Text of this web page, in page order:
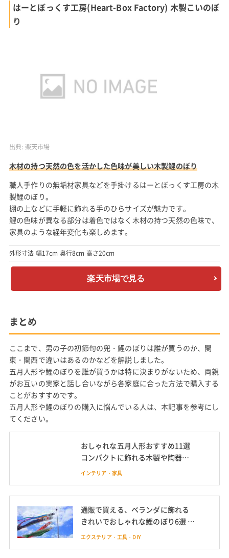
はーとぼっくす工房(Heart-Box Factory) 木製こいのぼ
り
出典: 楽天市場
木材の持つ天然の色を活かした色味が美しい木製鯉のぼり
職人手作りの無垢材家具などを手掛けるはーとぼっくす工房の木
製鯉のぼり。
棚の上などに手軽に飾れる手のひらサイズが魅力です。
鯉の色味が異なる部分は着色ではなく木材の持つ天然の色味で、
家具のような経年変化も楽しめます。
外形寸法 幅17cm 奥行8cm 高さ20cm
楽天市場で見る
まとめ
ここまで、男の子の初節句の兜・鯉のぼりは誰が買うのか、関
東・関西で違いはあるのかなどを解説しました。
五月人形や鯉のぼりを誰が買うかは特に決まりがないため、両親
がお互いの実家と話し合いながら各家庭に合った方法で購入する
ことがおすすめです。
五月人形や鯉のぼりの購入に悩んでいる人は、本記事を参考にし
てください。
おしゃれな五月人形おすすめ11選
コンパクトに飾れる木製や陶器
製、兜飾りも
インテリア・家具
通販で買える、ベランダに飾れる
きれいでおしゃれな鯉のぼり6選 飾
る意味や時期、スタンドなど設置
エクステリア・工具・DIY